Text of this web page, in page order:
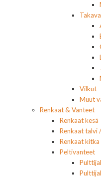
Vilkut
Muut
Renkaat & Vanteet
Renkaat kesä
Renkaat talvi
Renkaat kitka
Peltivanteet